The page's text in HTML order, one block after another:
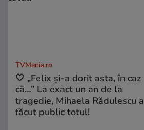
TVMania.ro
🤍 „Felix și-a dorit asta, în caz
că…” La exact un an de la
tragedie, Mihaela Rădulescu a
făcut public totul!